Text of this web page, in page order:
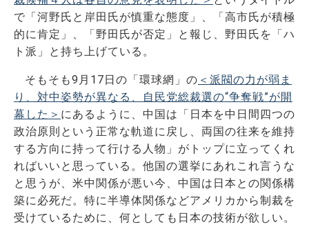
で「河野氏と岸田氏が慎重な態度」、「高市氏が積極
的に肯定」、「野田氏が否定」と報じ、野田氏を「ハ
ト派」と持ち上げている。
そもそも9月17日の「環球網」の ＜派閥の力が弱ま
り、対中姿勢が異なる、自民党総裁選の“争奪戦”が開
幕した＞ にあるように、中国は「日本を中日間四つの
政治原則という正常な軌道に戻し、両国の往来を維持
する方向に持って行ける人物」がトップに立ってくれ
ればいいと思っている。他国の選挙にあれこれ言うな
と思うが、米中関係が悪い今、中国は日本との関係構
築に必死だ。特に半導体関係などアメリカから制裁を
受けているために、何としても日本の技術が欲しい。